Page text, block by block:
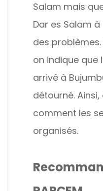
Salam mais
Dar es Salam
des
on indique que
arrivé à
détourné.
comment les
organisés.